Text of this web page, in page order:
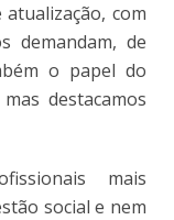
com
demandam, de
o papel do
destacamos
mais
social e nem